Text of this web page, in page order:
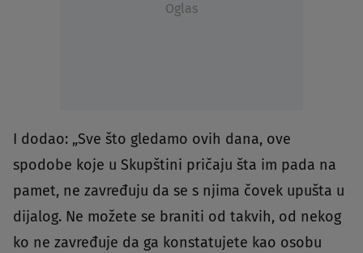
Oglas
I dodao: „Sve što gledamo ovih dana, ove
spodobe koje u Skupštini pričaju šta im pada na
pamet, ne zavređuju da se s njima čovek upušta u
dijalog. Ne možete se braniti od takvih, od nekog
ko ne zavređuje da ga konstatujete kao osobu